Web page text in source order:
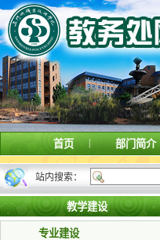
首页 | 部门简介
站内搜索：
教学建设
专业建设